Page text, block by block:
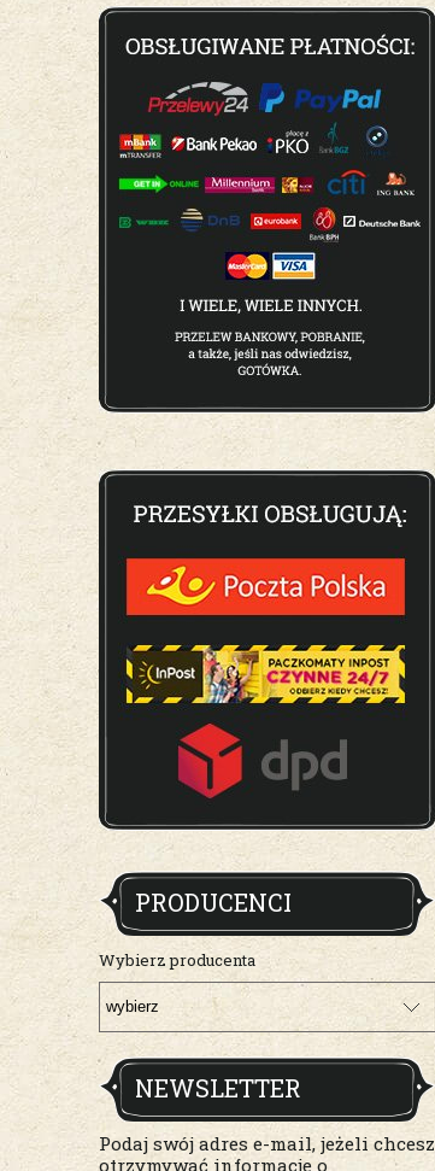
PRODUCENCI
Wybierz producenta
NEWSLETTER
Podaj swój adres e-mail, jeżeli chcesz
otrzymywać informacje o